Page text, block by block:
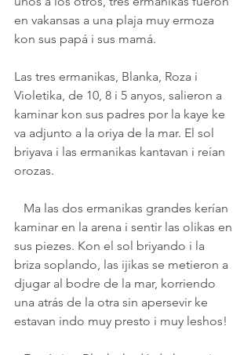
en vakansas a una plaja muy ermoza
kon sus papá i sus mamá.
Las tres ermanikas, Blanka, Roza i
Violetika, de 10, 8 i 5 anyos, salieron a
kaminar kon sus padres por la kaye ke
va adjunto a la oriya de la mar. El sol
briyava i las ermanikas kantavan i reían
orozas.
kaminar en la arena i sentir las olikas en
sus piezes. Kon el sol briyando i la
briza soplando, las ijikas se metieron a
djugar al bodre de la mar, korriendo
una atrás de la otra sin apersevir ke
estavan indo muy presto i muy leshos!